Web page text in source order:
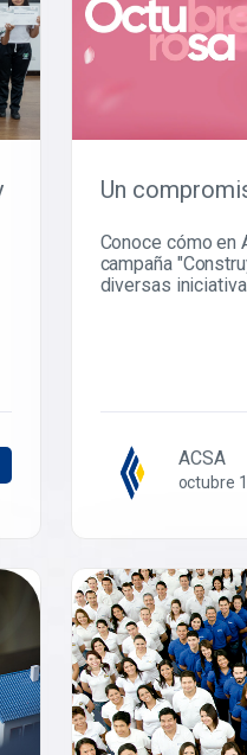
Un
Conoce cómo en
campaña
diversas
ACSA
octubre